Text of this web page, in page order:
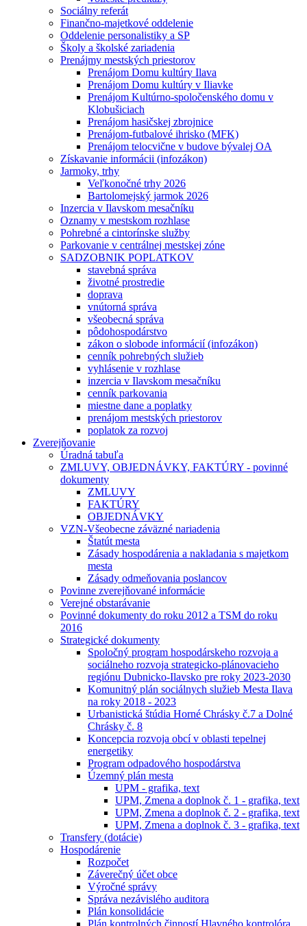
Sociálny referát
Finančno-majetkové oddelenie
Oddelenie personalistiky a SP
Školy a školské zariadenia
Prenájmy mestských priestorov
Prenájom Domu kultúry Ilava
Prenájom Domu kultúry v Iliavke
Prenájom Kultúrno-spoločenského domu v
Klobušiciach
Prenájom hasičskej zbrojnice
Prenájom-futbalové ihrisko (MFK)
Prenájom telocvične v budove bývalej OA
Získavanie informácii (infozákon)
Jarmoky, trhy
Veľkonočné trhy 2026
Bartolomejský jarmok 2026
Inzercia v Ilavskom mesačníku
Oznamy v mestskom rozhlase
Pohrebné a cintorínske služby
Parkovanie v centrálnej mestskej zóne
SADZOBNIK POPLATKOV
stavebná správa
životné prostredie
doprava
vnútorná správa
všeobecná správa
pôdohospodárstvo
zákon o slobode informácií (infozákon)
cenník pohrebných služieb
vyhlásenie v rozhlase
inzercia v Ilavskom mesačníku
cenník parkovania
miestne dane a poplatky
prenájom mestských priestorov
poplatok za rozvoj
Zverejňovanie
Úradná tabuľa
ZMLUVY, OBJEDNÁVKY, FAKTÚRY - povinné
dokumenty
ZMLUVY
FAKTÚRY
OBJEDNÁVKY
VZN-Všeobecne záväzné nariadenia
Štatút mesta
Zásady hospodárenia a nakladania s majetkom
mesta
Zásady odmeňovania poslancov
Povinne zverejňované informácie
Verejné obstarávanie
Povinné dokumenty do roku 2012 a TSM do roku
2016
Strategické dokumenty
Spoločný program hospodárskeho rozvoja a
sociálneho rozvoja strategicko-plánovacieho
regiónu Dubnicko-Ilavsko pre roky 2023-2030
Komunitný plán sociálnych služieb Mesta Ilava
na roky 2018 - 2023
Urbanistická štúdia Horné Chrásky č.7 a Dolné
Chrásky č. 8
Koncepcia rozvoja obcí v oblasti tepelnej
energetiky
Program odpadového hospodárstva
Územný plán mesta
UPM - grafika, text
UPM, Zmena a doplnok č. 1 - grafika, text
UPM, Zmena a doplnok č. 2 - grafika, text
UPM, Zmena a doplnok č. 3 - grafika, text
Transfery (dotácie)
Hospodárenie
Rozpočet
Záverečný účet obce
Výročné správy
Správa nezávislého auditora
Plán konsolidácie
Plán kontrolných činností Hlavného kontrolóra